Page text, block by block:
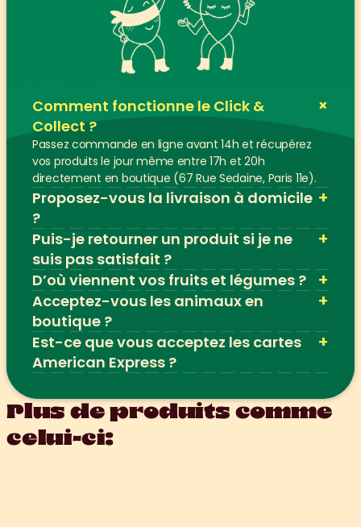
Comment fonctionne le Click &
Collect ?
+
Passez commande en ligne avant 14h et récupérez
vos produits le jour même entre 17h et 20h
directement en boutique (67 Rue Sedaine, Paris 11e).
Proposez-vous la livraison à domicile
?
+
Puis-je retourner un produit si je ne
suis pas satisfait ?
+
D’où viennent vos fruits et légumes ? +
Acceptez-vous les animaux en
boutique ?
+
Est-ce que vous acceptez les cartes
American Express ?
+
Plus de produits comme
celui-ci: